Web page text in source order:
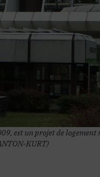
est un projet de
KURT)